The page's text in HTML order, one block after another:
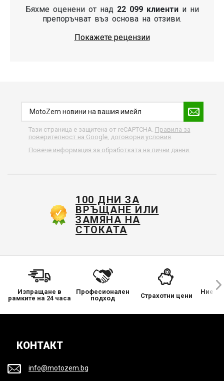
Бяхме оценени от над 22 099 клиентии ни
препоръчват въз основа на отзиви.
Покажете рецензии
Тази страница е защитена от reCAPTCHA. Правила за
поверителност на Google, договорни условия.
Повече информация за обработката на лични данни.
100 ДНИ ЗА
ВРЪЩАНЕ ИЛИ
ЗАМЯНА НА
СТОКАТА
Изпращане в
рамките на 24 часа
Професионален
подход
Страхотни цени
Ние
КОНТАКТ
info@motozem.bg